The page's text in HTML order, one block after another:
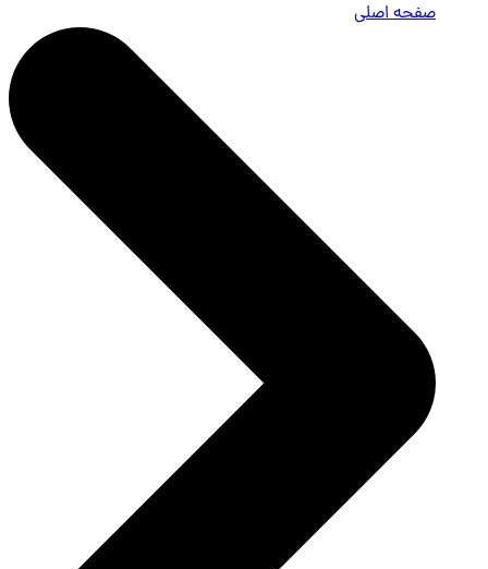
صفحه اصلی